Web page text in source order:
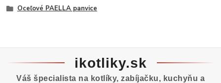
Oceľové PAELLA panvice
ikotliky.sk
Váš špecialista na kotlíky, zabíjačku, kuchyňu a